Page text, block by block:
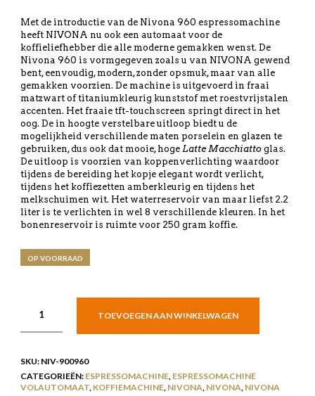
Met de introductie van de Nivona 960 espressomachine
heeft NIVONA nu ook een automaat voor de
koffieliefhebber die alle moderne gemakken wenst. De
Nivona 960 is vormgegeven zoals u van NIVONA gewend
bent, eenvoudig, modern, zonder opsmuk, maar van alle
gemakken voorzien. De machine is uitgevoerd in fraai
matzwart of titaniumkleurig kunststof met roestvrijstalen
accenten. Het fraaie tft-touchscreen springt direct in het
oog. De in hoogte verstelbare uitloop biedt u de
mogelijkheid verschillende maten porselein en glazen te
gebruiken, dus ook dat mooie, hoge Latte Macchiattoglas.
De uitloop is voorzien van koppenverlichting waardoor
tijdens de bereiding het kopje elegant wordt verlicht,
tijdens het koffiezetten amberkleurig en tijdens het
melkschuimen wit. Het waterreservoir van maar liefst 2.2
liter is te verlichten in wel 8 verschillende kleuren. In het
bonenreservoir is ruimte voor 250 gram koffie.
OP VOORRAAD
TOEVOEGEN AAN WINKELWAGEN
SKU: NIV-900960
CATEGORIEËN: ESPRESSOMACHINE, ESPRESSOMACHINE
VOLAUTOMAAT, KOFFIEMACHINE, NIVONA, NIVONA, NIVONA